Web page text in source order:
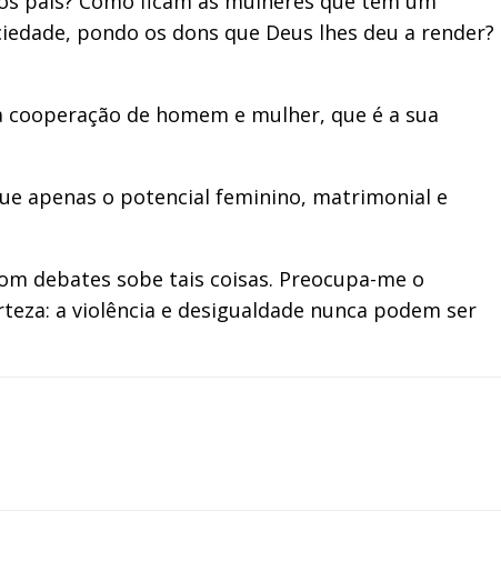
pondo os dons que Deus lhes deu a render?
de homem e mulher, que é a sua
apenas o potencial feminino, matrimonial e
debates sobe tais coisas. Preocupa-me o
a violência e desigualdade nunca podem ser